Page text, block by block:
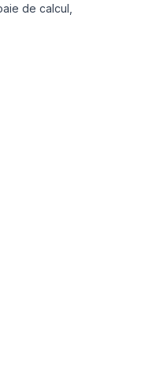
de calcul,